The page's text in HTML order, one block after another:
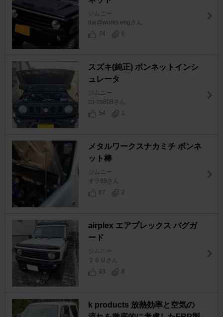
ジムニー
dai@works.engさん
74
0
スズキ(純正) ボンネットインシ
ュレータ
ジムニー
co-co808さん
54
1
メタルワークスナカミチ ボンネ
ット棒
ジムニー
オラ99さん
67
2
airplex エアプレックス バグガ
ード
ジムニー
２６Ｕさん
43
8
k products 放熱効率と空気の